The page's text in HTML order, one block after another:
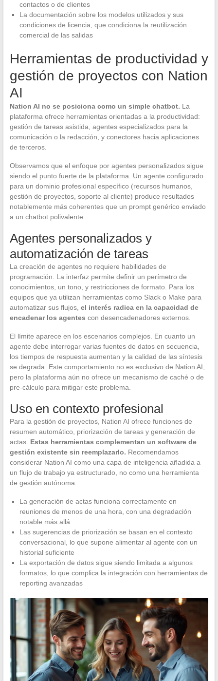
contactos o de clientes
La documentación sobre los modelos utilizados y sus
condiciones de licencia, que condiciona la reutilización
comercial de las salidas
Herramientas de productividad y
gestión de proyectos con Nation
AI
Nation AI no se posiciona como un simple chatbot. La
plataforma ofrece herramientas orientadas a la productividad:
gestión de tareas asistida, agentes especializados para la
comunicación o la redacción, y conectores hacia aplicaciones
de terceros.
Observamos que el enfoque por agentes personalizados sigue
siendo el punto fuerte de la plataforma. Un agente configurado
para un dominio profesional específico (recursos humanos,
gestión de proyectos, soporte al cliente) produce resultados
notablemente más coherentes que un prompt genérico enviado
a un chatbot polivalente.
Agentes personalizados y
automatización de tareas
La creación de agentes no requiere habilidades de
programación. La interfaz permite definir un perímetro de
conocimientos, un tono, y restricciones de formato. Para los
equipos que ya utilizan herramientas como Slack o Make para
automatizar sus flujos, el interés radica en la capacidad de
encadenar los agentes con desencadenadores externos.
El límite aparece en los escenarios complejos. En cuanto un
agente debe interrogar varias fuentes de datos en secuencia,
los tiempos de respuesta aumentan y la calidad de las síntesis
se degrada. Este comportamiento no es exclusivo de Nation AI,
pero la plataforma aún no ofrece un mecanismo de caché o de
pre-cálculo para mitigar este problema.
Uso en contexto profesional
Para la gestión de proyectos, Nation AI ofrece funciones de
resumen automático, priorización de tareas y generación de
actas. Estas herramientas complementan un software de
gestión existente sin reemplazarlo. Recomendamos
considerar Nation AI como una capa de inteligencia añadida a
un flujo de trabajo ya estructurado, no como una herramienta
de gestión autónoma.
La generación de actas funciona correctamente en
reuniones de menos de una hora, con una degradación
notable más allá
Las sugerencias de priorización se basan en el contexto
conversacional, lo que supone alimentar al agente con un
historial suficiente
La exportación de datos sigue siendo limitada a algunos
formatos, lo que complica la integración con herramientas de
reporting avanzadas